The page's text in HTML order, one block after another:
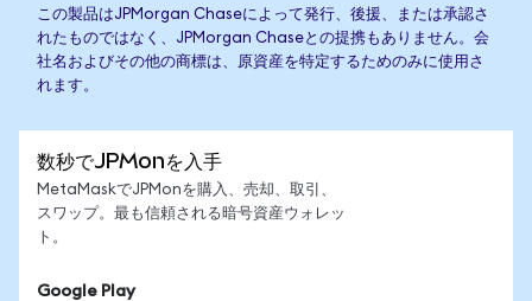
この製品はJPMorgan Chaseによって発行、後援、または承認さ
れたものではなく、JPMorgan Chaseとの提携もありません。会
社名およびその他の商標は、原資産を特定するためのみに使用さ
れます。
数秒でJPMonを入手
MetaMaskでJPMonを購入、売却、取引、
スワップ。最も信頼される暗号資産ウォレッ
ト。
Google Play